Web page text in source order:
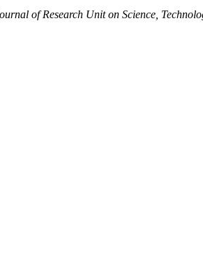
Research Unit on Science,